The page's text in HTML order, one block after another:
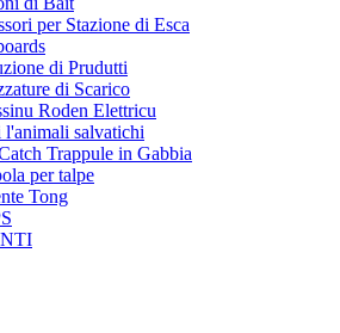
per Stazione di Esca
di Prudutti
di Scarico
Roden Elettricu
salvatichi
Trappule in Gabbia
per talpe
Tong